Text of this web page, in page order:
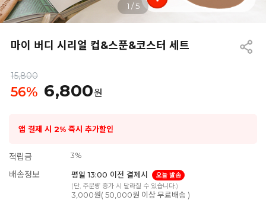
1 /5
마이 버디 시리얼 컵&스푼&코스터 세트
15,800
56% 6,800원
앱 결제 시 2% 즉시 추가할인
적립금 3%
배송정보 평일 13:00 이전 결제시
오늘 발송
(단, 주문량 증가 시 달라질 수 있습니다.)
3,000원( 50,000원 이상 무료배송 )